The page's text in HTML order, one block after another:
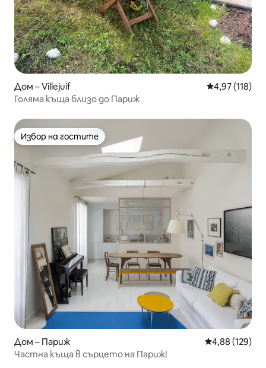
Дом – Villejuif Средна
4,97 (118)
Голяма къща близо до Париж
Избор на гостите
Избор на гостите
Дом – Париж Средна
4,88 (129)
Частна къща в сърцето на Париж!